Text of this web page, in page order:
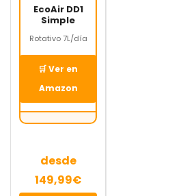
EcoAir DD1
Simple
Rotativo 7L/día
🛒 Ver en
Amazon
desde
149,99€